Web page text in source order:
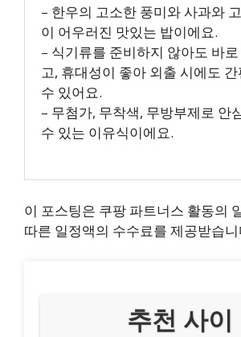
– 한우의 고소한 풍미와 사과와
이 어우러진 맛있는 밥이에요.
– 식기류를 준비하지 않아도 바
고, 휴대성이 좋아 외출 시에도
수 있어요.
– 무첨가, 무착색, 무방부제로 안
수 있는 이유식이에요.
이 포스팅은 쿠팡 파트너스 활동의
따른 일정액의 수수료를 제공받습니
추천 사이